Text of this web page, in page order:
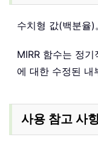
수치형 값(백분율)。
MIRR 함수는 정
에 대한 수정된 내
사용 참고 사